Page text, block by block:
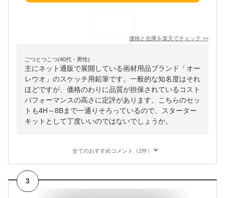
価格と在庫を楽天でチェック >>
ごつとつこつ(40代・男性)
主にネット通販で展開している画材用品ブランド「オー
レウオ」のスケッチ用鉛筆です。一般的な知名度はそれ
ほどですが、価格のわりに品質が担保されているコスト
パフォーマンスの高さに定評があります。こちらのセッ
トも4H～8Bまで一通りそろっているので、スターター
キットとして丁度いいのではないでしょうか。
全てのおすすめコメント（2件）
3